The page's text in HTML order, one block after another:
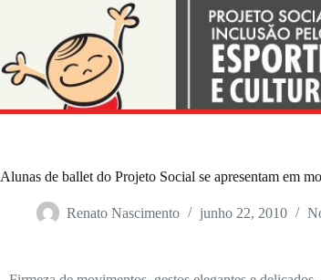
Alunas de ballet do Projeto Social se apresentam em
Renato Nascimento junho 22, 2010